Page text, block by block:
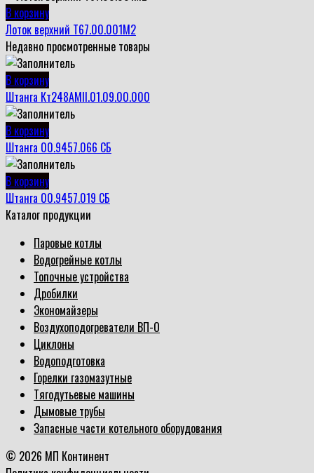
В корзину
Лоток верхний Т67.00.001М2
Недавно просмотренные товары
В корзину
Штанга Кт248АМII.01.09.00.000
В корзину
Штанга 00.9457.066 СБ
В корзину
Штанга 00.9457.019 СБ
Каталог продукции
Паровые котлы
Водогрейные котлы
Топочные устройства
Дробилки
Экономайзеры
Воздухоподогреватели ВП-О
Циклоны
Водоподготовка
Горелки газомазутные
Тягодутьевые машины
Дымовые трубы
Запасные части котельного оборудования
© 2026 МП Континент